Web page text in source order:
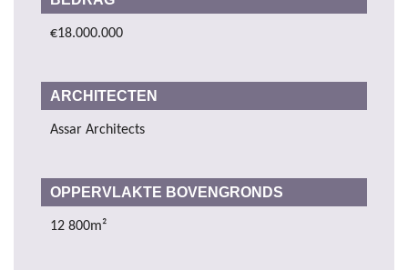
€18.000.000
ARCHITECTEN
Assar Architects
OPPERVLAKTE BOVENGRONDS
12 800m²